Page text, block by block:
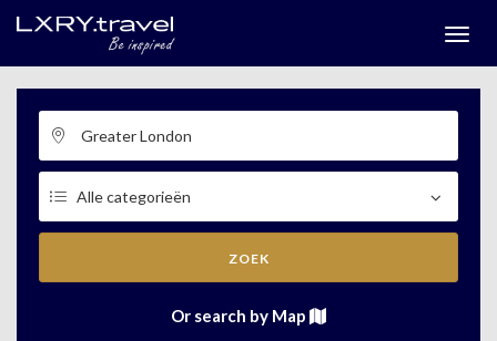
ZOEK
Or search by Map